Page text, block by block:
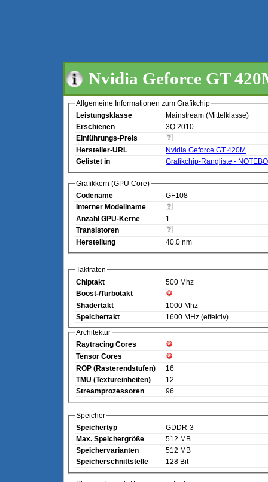
Nvidia Geforce GT
Allgemeine Informationen zum Grafikchip
Leistungsklasse
Mainstream (Mittelklasse)
Erschienen
3Q 2010
Einführungs-Preis
Hersteller-URL
Nvidia Geforce GT 420M
Gelistet in
Grafikchip-Rangliste -
Grafikkern (GPU Core)
Codename
GF108
Interner Modellname
Anzahl GPU-Kerne
1
Transistoren
Herstellung
40,0 nm
Taktraten
Chiptakt
500 Mhz
Boost-/Turbotakt
Shadertakt
1000 Mhz
Speichertakt
1600 MHz (effektiv)
Architektur
Raytracing Cores
Tensor Cores
ROP (Rasterendstufen)
16
TMU (Textureinheiten)
12
Streamprozessoren
96
Speicher
Speichertyp
GDDR-3
Max. Speichergröße
512 MB
Speichervarianten
512 MB
Speicherschnittstelle
128 Bit